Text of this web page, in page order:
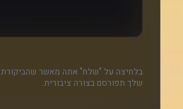
בלחיצה על "שלח" אתה מאשר שהביקורת
שלך תפורסם בצורה ציבורית.